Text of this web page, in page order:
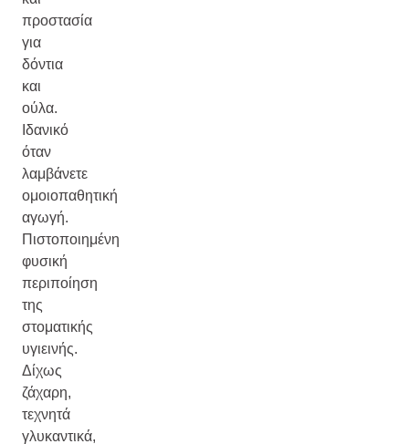
προστασία
για
δόντια
και
ούλα.
Ιδανικό
όταν
λαμβάνετε
ομοιοπαθητική
αγωγή.
Πιστοποιημένη
φυσική
περιποίηση
της
στοματικής
υγιεινής.
Δίχως
ζάχαρη,
τεχνητά
γλυκαντικά,